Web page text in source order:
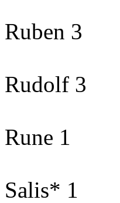
Ruben 3
Rudolf 3
Rune 1
Salis* 1